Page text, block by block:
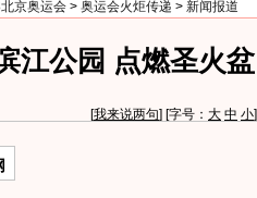
京奥运会 > 奥运会火炬传递 > 新闻报道
江公园 点燃圣火盆
[我来说两句] [字号： 大 中 小]